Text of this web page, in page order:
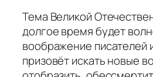
Тема Великой
долгое время будет
воображение писателей
призовёт искать новые